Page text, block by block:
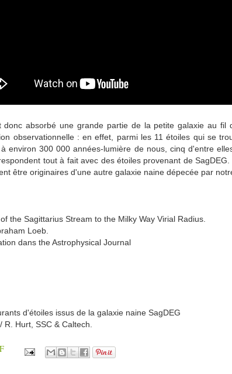
donc absorbé une grande partie de la petite galaxie au fil
observationnelle : en effet, parmi les 11 étoiles qui se
environ 300 000 années-lumière de nous, cinq d'entre
tout à fait avec des étoiles provenant de
être originaires d'une autre galaxie naine dépecée par
the Sagittarius Stream to the Milky Way Virial Radius.
Loeb.
dans the Astrophysical Journal
d'étoiles issus de la galaxie naine SagDEG
R. Hurt, SSC & Caltech.